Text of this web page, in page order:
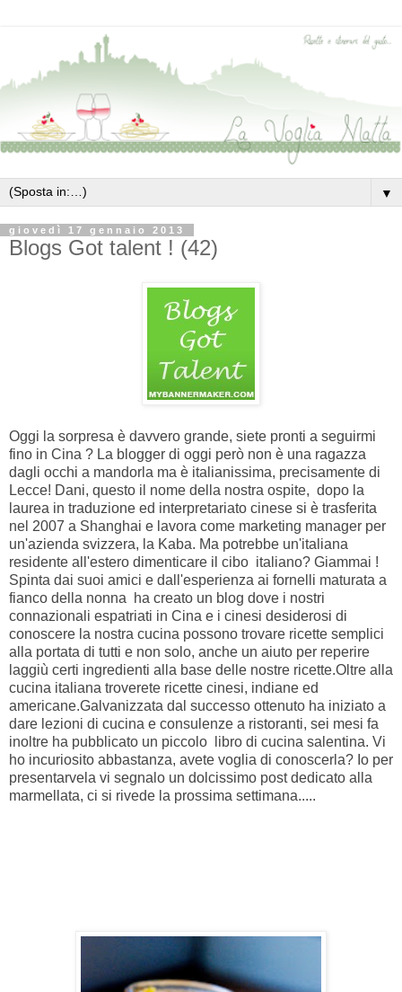
▼
giovedì 17 gennaio 2013
Blogs Got talent ! (42)
Oggi la sorpresa è davvero grande, siete pronti a seguirmi
fino in Cina ? La blogger di oggi però non è una ragazza
dagli occhi a mandorla ma è italianissima, precisamente di
Lecce! Dani, questo il nome della nostra ospite, dopo la
laurea in traduzione ed interpretariato cinese si è trasferita
nel 2007 a Shanghai e lavora come marketing manager per
un'azienda svizzera, la Kaba. Ma potrebbe un'italiana
residente all'estero dimenticare il cibo italiano? Giammai !
Spinta dai suoi amici e dall'esperienza ai fornelli maturata a
fianco della nonna ha creato un blog dove i nostri
connazionali espatriati in Cina e i cinesi desiderosi di
conoscere la nostra cucina possono trovare ricette semplici
alla portata di tutti e non solo, anche un aiuto per reperire
laggiù certi ingredienti alla base delle nostre ricette.Oltre alla
cucina italiana troverete ricette cinesi, indiane ed
americane.Galvanizzata dal successo ottenuto ha iniziato a
dare lezioni di cucina e consulenze a ristoranti, sei mesi fa
inoltre ha pubblicato un piccolo libro di cucina salentina. Vi
ho incuriosito abbastanza, avete voglia di conoscerla? Io per
presentarvela vi segnalo un dolcissimo post dedicato alla
marmellata, ci si rivede la prossima settimana.....